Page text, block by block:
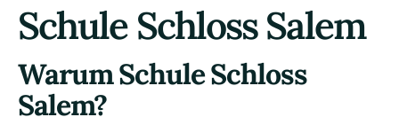
Schule Schloss Salem
Warum Schule Schloss
Salem?